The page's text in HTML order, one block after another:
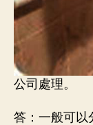
公司處理。
答：一般可以